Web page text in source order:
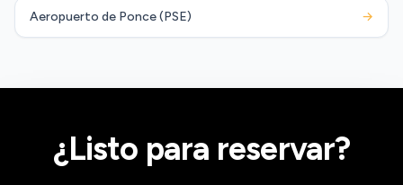
Aeropuerto de Ponce (PSE) →
¿Listo para reservar?